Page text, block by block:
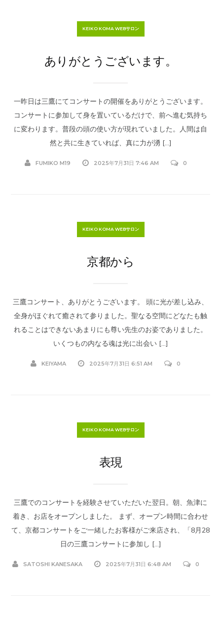
KEIKO KOMA WEBサロン
ありがとうございます。
一昨日は三鷹にてコンサートの開催をありがとうございます。
コンサートに参加して身を置いているだけで、前へ進む気持ち
に変わります。普段の頭の使い方が現れていました。人間は自
然と共に生きていれば、真に力が湧 […]
FUMIKO M19 2025年7月31日 7:46 AM 0
KEIKO KOMA WEBサロン
京都から
三鷹コンサート、ありがとうございます。 頭に光が差し込み、
全身がほぐれて癒されて参りました。聖なる空間にどなたも触
れることはできないあまりにも尊い先生のお姿でありました。
いくつもの内なる魂は光に出会い […]
KEIYAMA 2025年7月31日 6:51 AM 0
KEIKO KOMA WEBサロン
表現
三鷹でのコンサートを経験させていただいた翌日。朝、魚津に
着き、お店をオープンしました。 まず、オープン時間に合わせ
て、京都コンサートをご一緒したお客様がご来店され、「8月28
日の三鷹コンサートに参加し […]
SATOSHI KANESAKA 2025年7月31日 6:48 AM 0